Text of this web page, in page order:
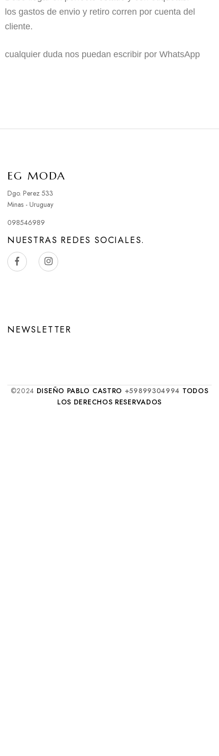
los gastos de envio y retiro corren por cuenta del
cliente.
cualquier duda nos puedan escribir por WhatsApp
EG MODA
Dgo. Perez 533
Minas - Uruguay
098546989
NUESTRAS REDES SOCIALES.
NEWSLETTER
©2024 DISEÑO PABLO CASTRO +59899304994 TODOS
LOS DERECHOS RESERVADOS